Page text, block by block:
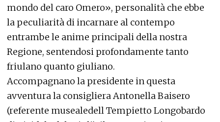
mondo del caro Omero», personalità che ebbe
la peculiarità di incarnare al contempo
entrambe le anime principali della nostra
Regione, sentendosi profondamente tanto
friulano quanto giuliano.
Accompagnano la presidente in questa
avventura la consigliera Antonella Baisero
(referente musealedell Tempietto Longobardo